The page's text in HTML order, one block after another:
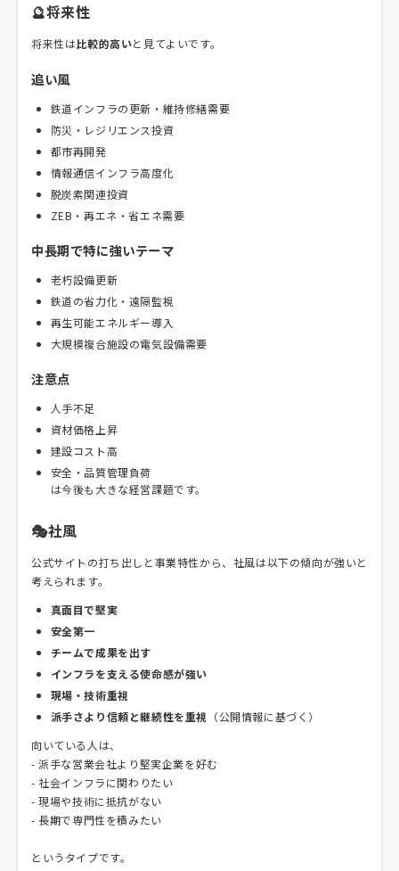
🔮将来性
将来性は比較的高いと見てよいです。
追い風
鉄道インフラの更新・維持修繕需要
防災・レジリエンス投資
都市再開発
情報通信インフラ高度化
脱炭素関連投資
ZEB・再エネ・省エネ需要
中長期で特に強いテーマ
老朽設備更新
鉄道の省力化・遠隔監視
再生可能エネルギー導入
大規模複合施設の電気設備需要
注意点
人手不足
資材価格上昇
建設コスト高
安全・品質管理負荷
は今後も大きな経営課題です。
🎭社風
公式サイトの打ち出しと事業特性から、社風は以下の傾向が強いと
考えられます。
真面目で堅実
安全第一
チームで成果を出す
インフラを支える使命感が強い
現場・技術重視
派手さより信頼と継続性を重視 （公開情報に基づく）
向いている人は、
- 派手な営業会社より堅実企業を好む
- 社会インフラに関わりたい
- 現場や技術に抵抗がない
- 長期で専門性を積みたい
というタイプです。